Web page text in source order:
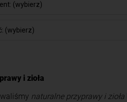
(wybierz)
(wybierz)
i zioła
naturalne przyprawy i zioła